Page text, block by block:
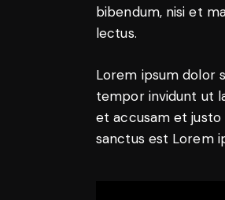
bibendum, nisi et
lectus.
Lorem ipsum dolor
tempor invidunt ut
et accusam et
sanctus est Lorem